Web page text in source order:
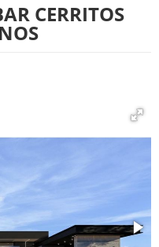
CERRITOS